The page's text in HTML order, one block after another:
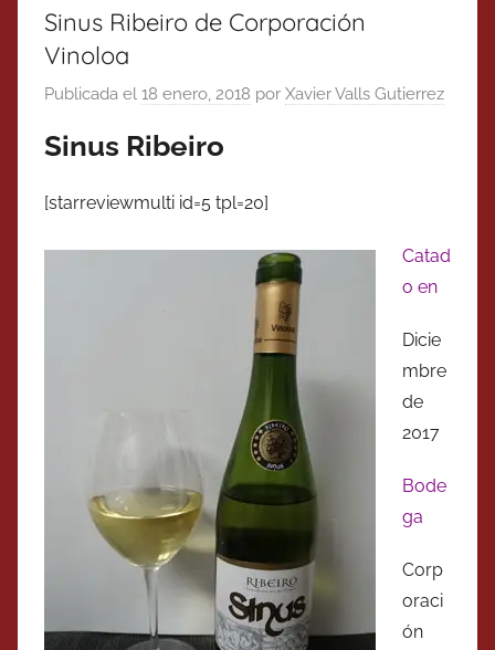
Sinus Ribeiro de Corporación
Vinoloa
Publicada el 18 enero, 2018 por Xavier Valls Gutierrez
Sinus Ribeiro
[starreviewmulti id=5 tpl=20]
Catad
o en
Dicie
mbre
de
2017
Bode
ga
Corp
oraci
ón